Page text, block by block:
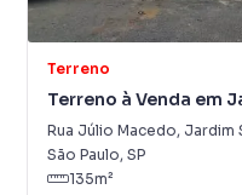
Terreno
Terreno à Venda em
Rua Júlio Macedo, Jardim
São Paulo, SP
135m²